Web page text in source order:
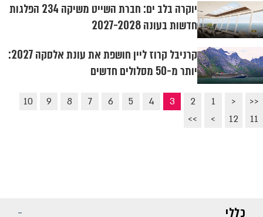
יוקרה בלב ים: חברת השייט משיקה 234 הפלגות
חדשות בעונה 2027-2028
קרניבל קרוז ליין חושפת את עונת אלסקה 2027:
יותר מ-50 מסלולים חדשים
<<
<
1
2
3
4
5
6
7
8
9
10
11
12
>
>>
כללי